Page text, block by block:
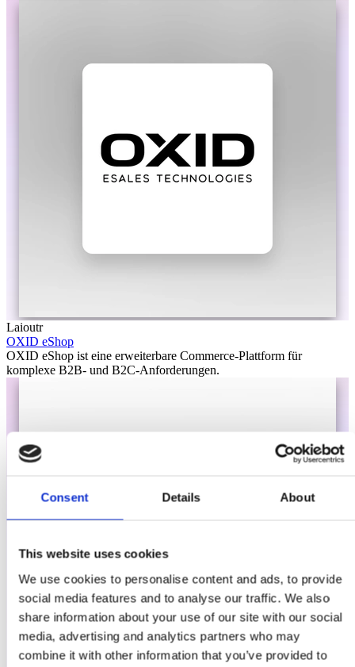
Consent Details About
This website uses cookies
We use cookies to personalise content and ads, to provide
social media features and to analyse our traffic. We also
share information about your use of our site with our social
media, advertising and analytics partners who may
combine it with other information that you’ve provided to
Laioutr
OXID eShop
OXID eShop ist eine erweiterbare Commerce-Plattform für
komplexe B2B- und B2C-Anforderungen.